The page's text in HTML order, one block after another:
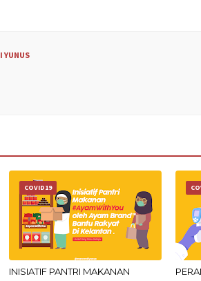
YUNUS
COVID19
INISIATIF PANTRI MAKANAN